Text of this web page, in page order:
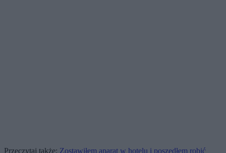
Przeczytaj także: Zostawiłem aparat w hotelu i poszedłem robić